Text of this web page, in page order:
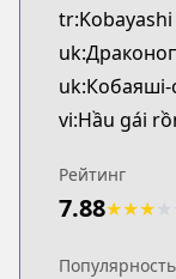
tr:Kobayashi
vi:Hầu gái
Рейтинг
7.88★★★
Популярность